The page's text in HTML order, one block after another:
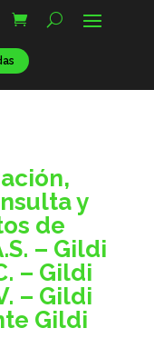
y
de
– Gildi
– Gildi
– Gildi
Gildi